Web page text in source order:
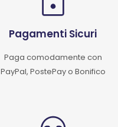
Pagamenti Sicuri
Paga comodamente con
PayPal, PostePay o Bonifico